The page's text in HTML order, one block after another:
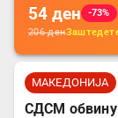
54 ден
-73%
206ден
МАКЕДОНИЈА
СДСМ